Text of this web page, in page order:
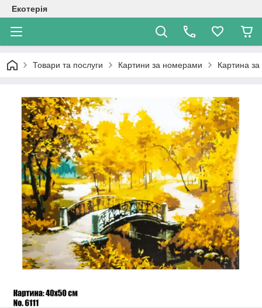
Екотерія
Товари та послуги Картини за номерами Картина